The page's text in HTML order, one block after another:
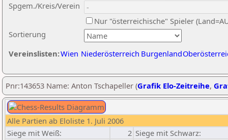
Sortierung
Spgem./Kreis/Verein
Nur "österreichische" Spieler
Vereinslisten:Wien Niederösterreich Burgenland
Pnr:143653 Name: Anton Tschapeller (Grafik Elo-Zeitreihe,
Alle Partien ab Eloliste 1. Juli 2006
Siege mit Weiß:
2 Siege mit Schwarz: